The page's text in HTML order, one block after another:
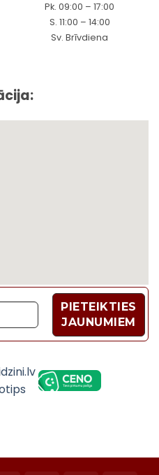
Pk. 09:00 – 17:00
S. 11:00 – 14:00
Sv. Brīvdiena